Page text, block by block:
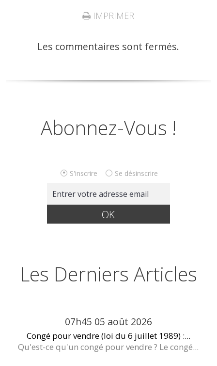
IMPRIMER
Les commentaires sont fermés.
Abonnez-Vous !
S'inscrire Se désinscrire
Les Derniers Articles
07h45 05 août 2026
Congé pour vendre (loi du 6 juillet 1989) :...
Qu'est-ce qu'un congé pour vendre ? Le congé...